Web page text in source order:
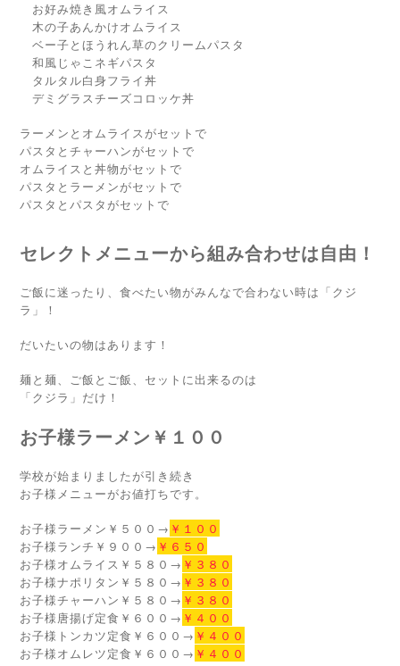
お好み焼き風オムライス
木の子あんかけオムライス
ベー子とほうれん草のクリームパスタ
和風じゃこネギパスタ
タルタル白身フライ丼
デミグラスチーズコロッケ丼
ラーメンとオムライスがセットで
パスタとチャーハンがセットで
オムライスと丼物がセットで
パスタとラーメンがセットで
パスタとパスタがセットで
セレクトメニューから組み合わせは自由！
ご飯に迷ったり、食べたい物がみんなで合わない時は「クジ
ラ」！
だいたいの物はあります！
麺と麺、ご飯とご飯、セットに出来るのは
「クジラ」だけ！
お子様ラーメン￥１００
学校が始まりましたが引き続き
お子様メニューがお値打ちです。
お子様ラーメン￥５００→ ￥１００
お子様ランチ￥９００→ ￥６５０
お子様オムライス￥５８０→ ￥３８０
お子様ナポリタン￥５８０→ ￥３８０
お子様チャーハン￥５８０→ ￥３８０
お子様唐揚げ定食￥６００→ ￥４００
お子様トンカツ定食￥６００→ ￥４００
お子様オムレツ定食￥６００→ ￥４００